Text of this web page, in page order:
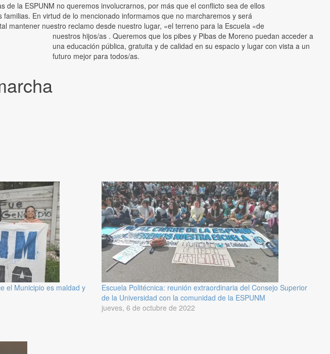
de la ESPUNM no queremos involucrarnos, por más que el conflicto sea de ellos
familias. En virtud de lo mencionado informamos que no marcharemos y será
mantener nuestro reclamo desde nuestro lugar, «el terreno para la Escuela «de
nuestros hijos/as . Queremos que los pibes y Pibas de Moreno puedan acceder a
una educación pública, gratuita y de calidad en su espacio y lugar con vista a un
futuro mejor para todos/as.
el Municipio es maldad y
Escuela Politécnica: reunión extraordinaria del Consejo Superior
de la Universidad con la comunidad de la ESPUNM
jueves, 6 de octubre de 2022